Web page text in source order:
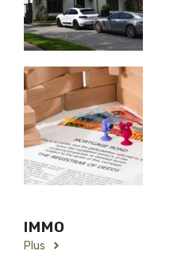
IMMO
Plus